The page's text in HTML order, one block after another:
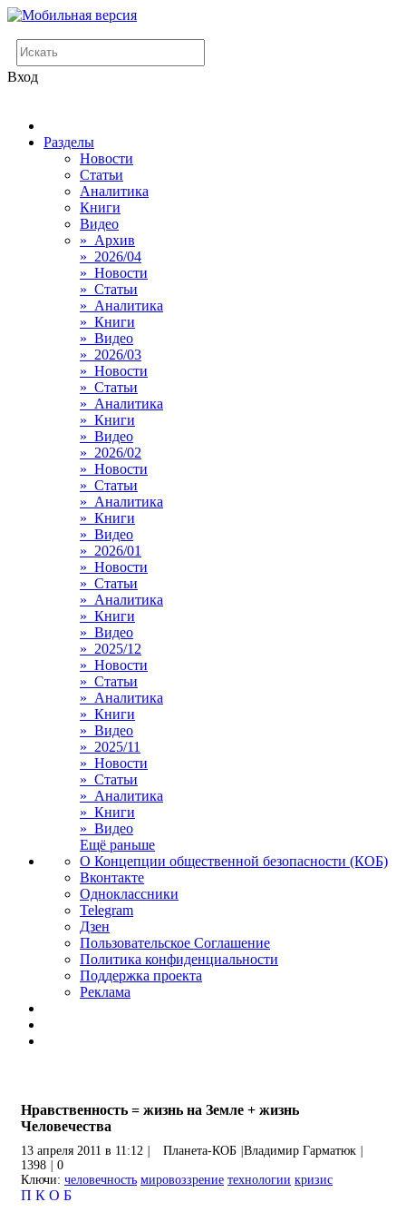
Вход
Разделы
Новости
Статьи
Аналитика
Книги
Видео
» Архив
» 2026/04
» Новости
» Статьи
» Аналитика
» Книги
» Видео
» 2026/03
» Новости
» Статьи
» Аналитика
» Книги
» Видео
» 2026/02
» Новости
» Статьи
» Аналитика
» Книги
» Видео
» 2026/01
» Новости
» Статьи
» Аналитика
» Книги
» Видео
» 2025/12
» Новости
» Статьи
» Аналитика
» Книги
» Видео
» 2025/11
» Новости
» Статьи
» Аналитика
» Книги
» Видео
Ещё раньше
О Концепции общественной безопасности (КОБ)
Вконтакте
Одноклассники
Telegram
Дзен
Пользовательское Соглашение
Политика конфиденциальности
Поддержка проекта
Реклама
Нравственность = жизнь на Земле + жизнь
Человечества
13 апреля 2011 в 11:12 Планета-КОБ Владимир Гарматюк
1398
0
Ключи: человечность мировоззрение технологии кризис
П К О Б